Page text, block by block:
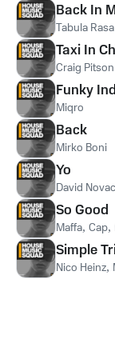
Back In
Tabula Rasa
Taxi In
Craig Pitson
Funky
Miqro
Back
Mirko Boni
Yo
David
So Good
Maffa, Cap,
Simple
Nico Heinz,